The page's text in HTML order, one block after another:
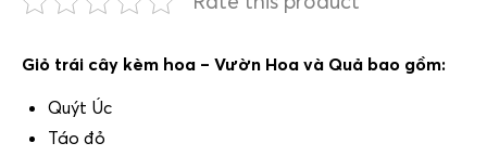
Giỏ trái cây kèm hoa – Vườn Hoa và Quả bao gồm:
Quýt Úc
Táo đỏ